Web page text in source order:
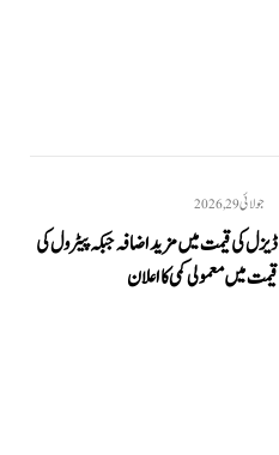
جولائی 29, 2026
ڈیزل کی قیمت میں مزید اضافہ جبکہ پیٹرول کی
قیمت میں معمولی کمی کا اعلان